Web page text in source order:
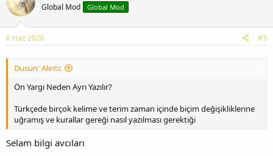
Global Mod Global Mod
6 Haz 2026 #3
Dusun' Alıntı:
Ön Yargı Neden Ayrı Yazılır?
Türkçede birçok kelime ve terim zaman içinde biçim değişikliklerine
uğramış ve kurallar gereği nasıl yazılması gerektiği
Selam bilgi avcıları